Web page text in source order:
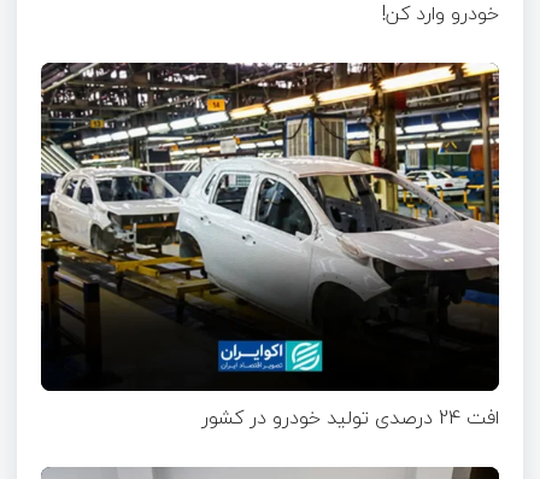
خودرو وارد کن!
افت 24 درصدی تولید خودرو در کشور